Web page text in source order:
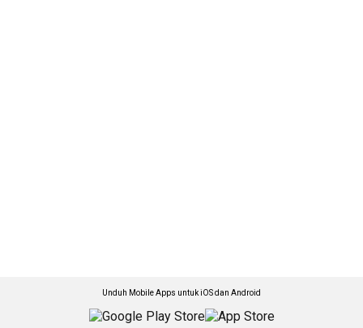
Unduh Mobile Apps untuk iOS dan Android